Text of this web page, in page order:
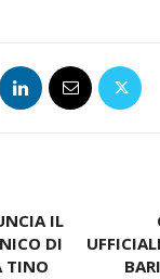
IL
DI
TINO